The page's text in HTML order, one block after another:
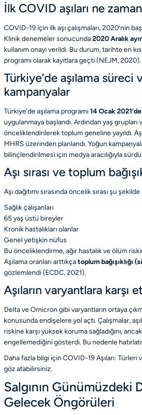
İlk COVID aşıları ne
COVID-19 için ilk aşı çalışmaları, 2020’nin
Klinik denemeler sonucunda2020 Aralık
kullanım onayı verildi. Bu durum, tarihte en
programı olarak kayıtlara geçti(NEJM, 2020).
Türkiye’de aşılama süreci
kampanyalar
Türkiye’de aşılama programı14 Ocak 2021’de
uygulanmaya başlandı. Ardından yaş grupları
önceliklendirilerek toplum geneline yayıldı.
MHRS üzerinden planlandı. Yoğun
bilinçlendirilmesi için medya aracılığıyla
Aşı sırası ve toplum
Aşı dağıtımı sırasında öncelik sırası şu
Sağlık çalışanları
65 yaş üstü bireyler
Kronik hastalıkları olanlar
Genel yetişkin nüfus
Bu önceliklendirme, ağır hastalık ve ölüm
Aşılama oranları arttıkçatoplum bağışıklığı
gözlemlendi(ECDC, 2021).
Aşıların varyantlara karşı
Delta ve Omicron gibi varyantların ortaya
konusunda endişelere yol açtı. Çalışmalar,
riskine karşı yüksek koruma sağladığını,
engellemediğini gösterdi. Bu nedenle
Daha fazla bilgi için COVID-19 Aşıları: Türleri
göz atabilirsiniz.
Salgının Günümüzdeki
Gelecek Öngörüleri